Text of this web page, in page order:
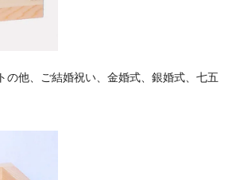
の他、ご結婚祝い、金婚式、銀婚式、七五